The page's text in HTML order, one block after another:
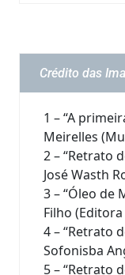
“O gosto é
“Tudo é mais
perdemos a
“Na
durar.” –
Crédito das
1 – “A
Meirelles
2 – “Retrato
José Wasth
3 – “Óleo de
Filho
4 – “Retrato
Sofonisba
5 – “Retrato